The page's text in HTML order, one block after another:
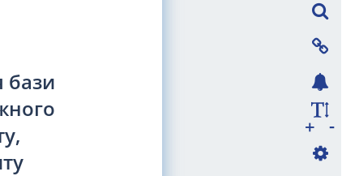
бази
-
+